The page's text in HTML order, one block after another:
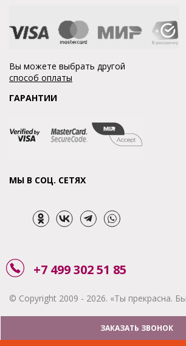
Вы можете выбрать другой
способ оплаты
ГАРАНТИИ
МЫ В СОЦ. СЕТЯХ
+7 499 302 51 85
© Copyright 2009 - 2026. «Ты прекрасна.
ЗАКАЗАТЬ ЗВОНОК